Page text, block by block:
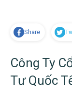
Share
Công Ty
Tư Quốc